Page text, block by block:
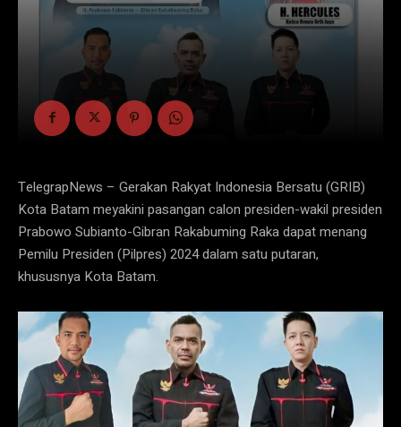
TelegrapNews – Gerakan Rakyat Indonesia Bersatu (GRIB)
Kota Batam meyakini pasangan calon presiden-wakil presiden
Prabowo Subianto-Gibran Rakabuming Raka dapat menang
Pemilu Presiden (Pilpres) 2024 dalam satu putaran,
khususnya Kota Batam.